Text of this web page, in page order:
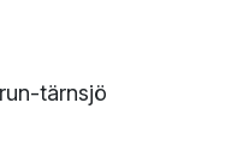
tärnsjö